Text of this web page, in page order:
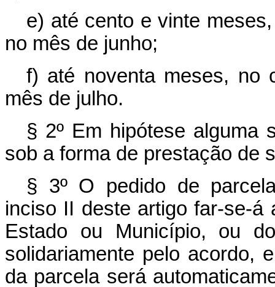
e) até cento e vinte
no mês de junho;
f) até noventa meses, no
mês de julho.
§ 2º Em hipótese alguma
sob a forma de prestação de
§ 3º O pedido de
inciso II deste artigo far-se-á
Estado ou Município, ou
solidariamente pelo acordo,
da parcela será